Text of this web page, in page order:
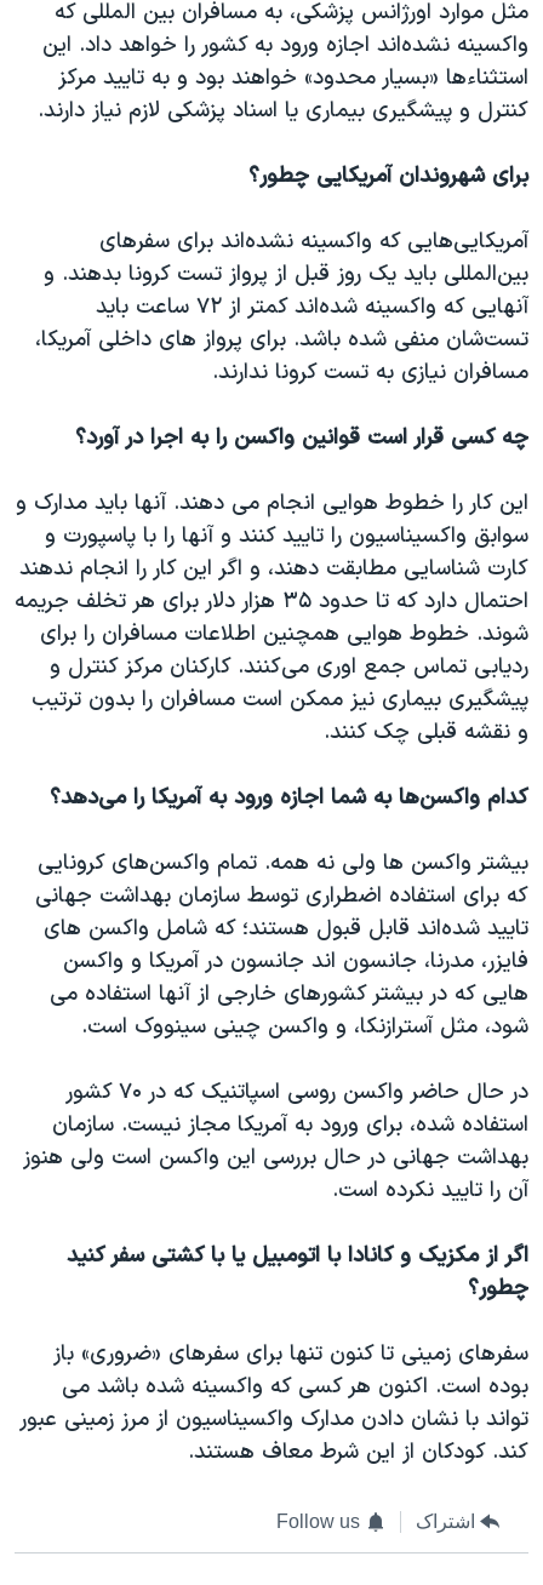
مثل موارد اورژانس پزشکی، به مسافران بین المللی که
واکسینه نشده‌اند اجازه ورود به کشور را خواهد داد. این
استثناء‌ها «بسیار محدود» خواهند بود و به تایید مرکز
کنترل و پیشگیری بیماری یا اسناد پزشکی لازم نیاز دارند.
برای شهروندان آمریکایی چطور؟
آمریکایی‌هایی که واکسینه نشده‌اند برای سفرهای
بین‌المللی باید یک روز قبل از پرواز تست کرونا بدهند. و
آنهایی که واکسینه شده‌اند کمتر از ۷۲ ساعت باید
تست‌شان منفی شده باشد. برای پرواز های داخلی آمریکا،
مسافران نیازی به تست کرونا ندارند.
چه کسی قرار است قوانین واکسن را به اجرا در آورد؟
این کار را خطوط هوایی انجام می دهند. آنها باید مدارک و
سوابق واکسیناسیون را تایید کنند و آنها را با پاسپورت و
کارت شناسایی مطابقت دهند، و اگر این کار را انجام ندهند
احتمال دارد که تا حدود ۳۵ هزار دلار برای هر تخلف جریمه
شوند. خطوط هوایی همچنین اطلاعات مسافران را برای
ردیابی تماس جمع اوری می‌کنند. کارکنان مرکز کنترل و
پیشگیری بیماری نیز ممکن است مسافران را بدون ترتیب
و نقشه قبلی چک کنند.
کدام واکسن‌ها به شما اجازه ورود به آمریکا را می‌دهد؟
بیشتر واکسن ها ولی نه همه. تمام واکسن‌های کرونایی
که برای استفاده اضطراری توسط سازمان بهداشت جهانی
تایید شده‌اند قابل قبول هستند؛ که شامل واکسن های
فایزر، مدرنا، جانسون اند جانسون در آمریکا و واکسن
هایی که در بیشتر کشورهای خارجی از آنها استفاده می
شود، مثل آسترازنکا، و واکسن چینی سینووک است.
در حال حاضر واکسن روسی اسپاتنیک که در ۷۰ کشور
استفاده شده، برای ورود به آمریکا مجاز نیست. سازمان
بهداشت جهانی در حال بررسی این واکسن است ولی هنوز
آن را تایید نکرده ‌است.
اگر از مکزیک و کانادا با اتومبیل یا با کشتی سفر کنید
چطور؟
سفرهای زمینی تا کنون تنها برای سفرهای «ضروری» باز
بوده است. اکنون هر کسی که واکسینه شده باشد می
تواند با نشان دادن مدارک واکسیناسیون از مرز زمینی عبور
کند. کودکان از این شرط معاف هستند.
اشتراک Follow us